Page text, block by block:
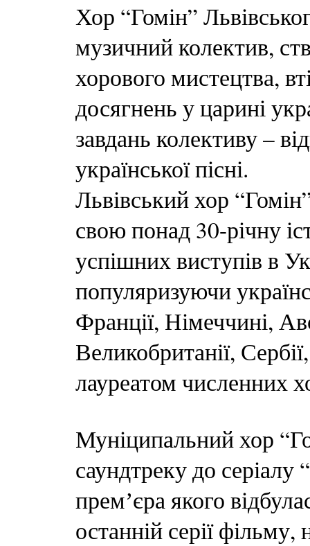
Хор “Гомін”
музичний колектив,
хорового мистецтва,
досягнень у царині
завдань колективу –
української пісні.
Львівський хор
свою понад 30-річну
успішних виступів в
популяризуючи
Франції, Німеччині,
Великобританії,
лауреатом численних
Муніципальний хор
саундтреку до
премʼєра якого
останній серії фільму,